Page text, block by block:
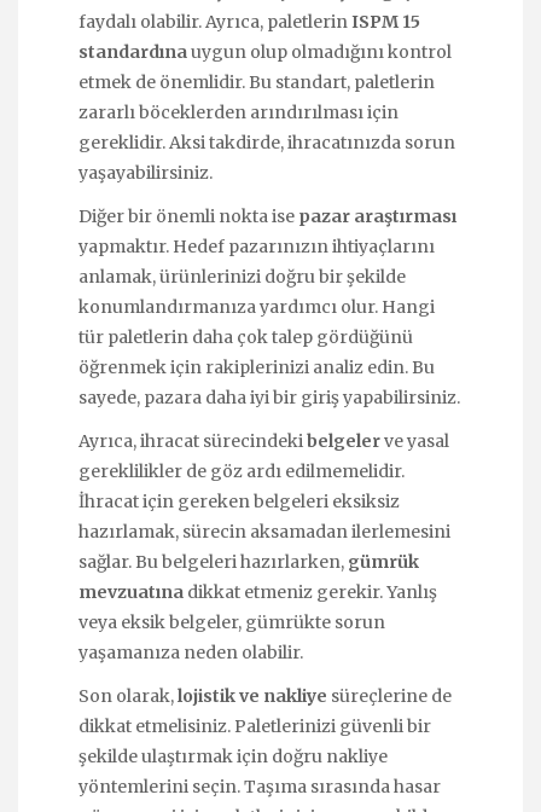
faydalı olabilir. Ayrıca, paletlerinISPM 15
standardınauygun olup olmadığını kontrol
etmek de önemlidir. Bu standart, paletlerin
zararlı böceklerden arındırılması için
gereklidir. Aksi takdirde, ihracatınızda sorun
yaşayabilirsiniz.
Diğer bir önemli nokta ise pazar araştırması
yapmaktır. Hedef pazarınızın ihtiyaçlarını
anlamak, ürünlerinizi doğru bir şekilde
konumlandırmanıza yardımcı olur. Hangi
tür paletlerin daha çok talep gördüğünü
öğrenmek için rakiplerinizi analiz edin. Bu
sayede, pazara daha iyi bir giriş yapabilirsiniz.
Ayrıca, ihracat sürecindekibelgelerve yasal
gereklilikler de göz ardı edilmemelidir.
İhracat için gereken belgeleri eksiksiz
hazırlamak, sürecin aksamadan ilerlemesini
sağlar. Bu belgeleri hazırlarken, gümrük
mevzuatına dikkat etmeniz gerekir. Yanlış
veya eksik belgeler, gümrükte sorun
yaşamanıza neden olabilir.
Son olarak,lojistik ve nakliye süreçlerine de
dikkat etmelisiniz. Paletlerinizi güvenli bir
şekilde ulaştırmak için doğru nakliye
yöntemlerini seçin. Taşıma sırasında hasar